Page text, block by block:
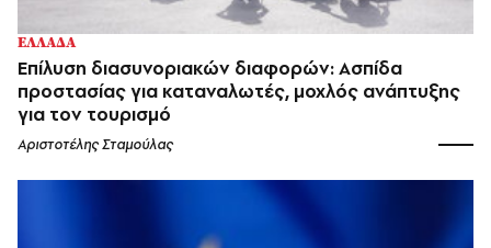
ΕΛΛΑΔΑ
Επίλυση διασυνοριακών διαφορών: Ασπίδα
προστασίας για καταναλωτές, μοχλός ανάπτυξης
για τον τουρισμό
Αριστοτέλης Σταμούλας